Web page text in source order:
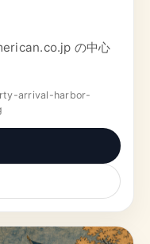
の中心
arrival-harbor-